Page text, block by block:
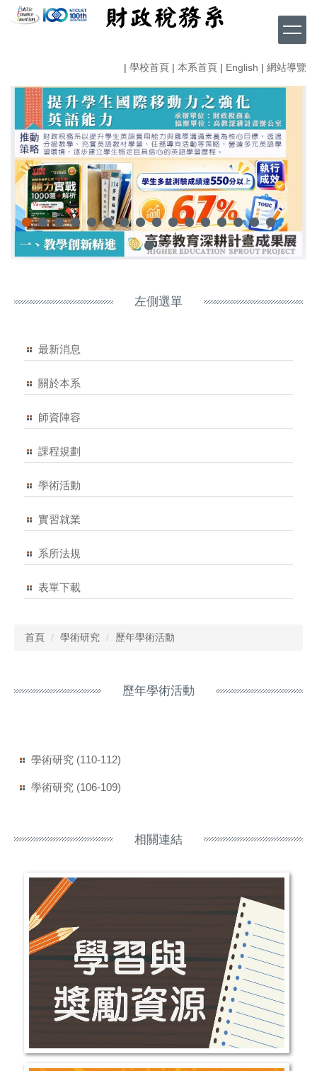
到
容
| 學校首頁 | 本系首頁 | English | 網站導覽
左側選單
最新消息
關於本系
師資陣容
課程規劃
學術活動
實習就業
系所法規
表單下載
首頁 學術研究 歷年學術活動
歷年學術活動
學術研究 (110-112)
學術研究 (106-109)
相關連結